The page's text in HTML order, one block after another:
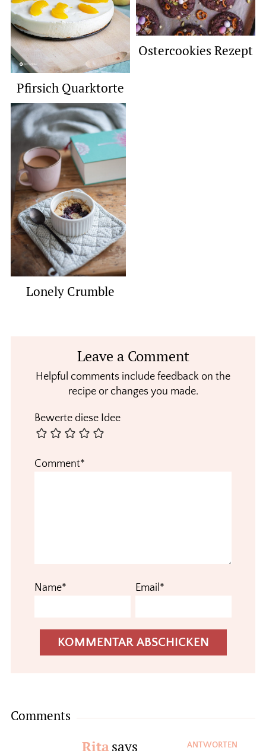
Pfirsich Quarktorte
Ostercookies Rezept
Lonely Crumble
InteractionsLeave a Comment
Helpful comments include feedback on the
recipe or changes you made.
Bewerte diese Idee
Comment*
Name* Email*
Comments
Ritasays ANTWORTEN